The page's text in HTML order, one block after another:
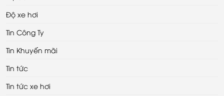
Độ xe hơi
Tin Công Ty
Tin Khuyến mãi
Tin tức
Tin tức xe hơi